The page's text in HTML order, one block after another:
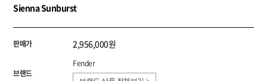
Sienna Sunburst
판매가 2,956,000원
브랜드
Fender